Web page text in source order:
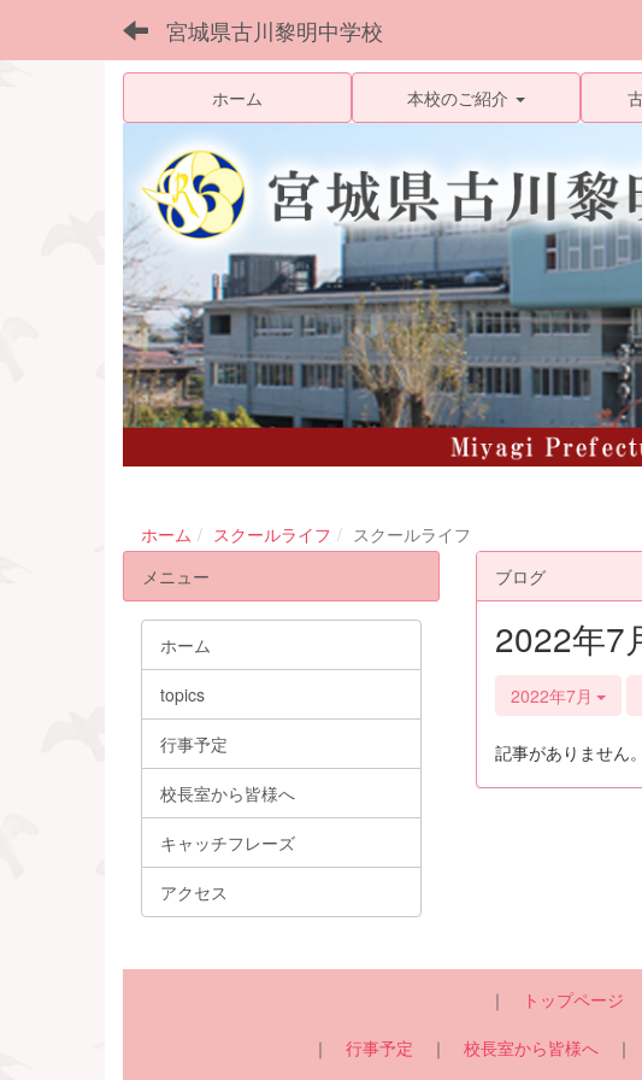
宮城県古川黎明中学校
ホーム 本校のご紹介
ホーム スクールライフ
スクールライフ
ブログ
2022年7
2022年7月
記事がありません。
メニュー
ホーム
topics
行事予定
校長室から皆様へ
キャッチフレーズ
アクセス
｜ トップページ
｜ 行事予定 ｜ 校長室から皆様へ ｜